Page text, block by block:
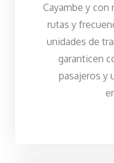
Cayambe y con
rutas y
unidades de
garanticen
pasajeros y